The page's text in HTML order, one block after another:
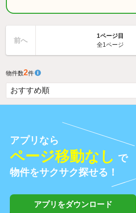
前へ
1ページ目
全1ページ
物件数2件
アプリなら
ページ移動なし で
物件をサクサク探せる！
アプリをダウンロード